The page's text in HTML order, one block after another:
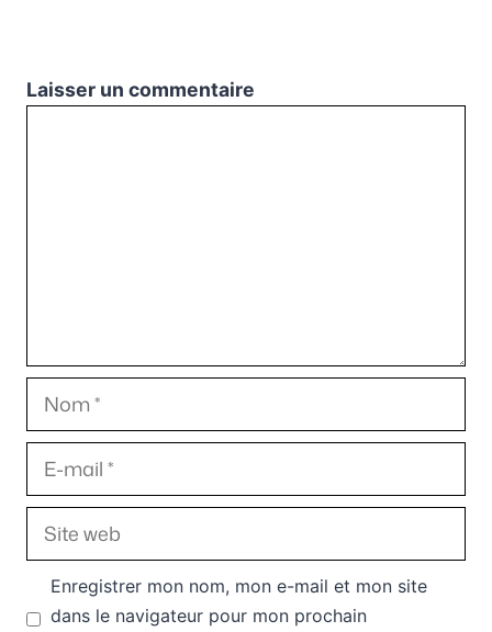
Laisser un commentaire
Nom
E-
mail
Site
web
Enregistrer mon nom, mon e-mail et mon site
dans le navigateur pour mon prochain